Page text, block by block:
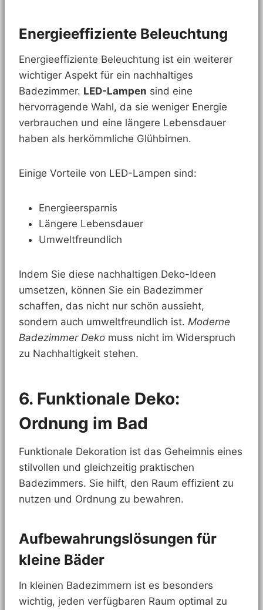
Energieeffiziente Beleuchtung
Energieeffiziente Beleuchtung ist ein weiterer
wichtiger Aspekt für ein nachhaltiges
Badezimmer. LED-Lampen sind eine
hervorragende Wahl, da sie weniger Energie
verbrauchen und eine längere Lebensdauer
haben als herkömmliche Glühbirnen.
Einige Vorteile von LED-Lampen sind:
Energieersparnis
Längere Lebensdauer
Umweltfreundlich
Indem Sie diese nachhaltigen Deko-Ideen
umsetzen, können Sie ein Badezimmer
schaffen, das nicht nur schön aussieht,
sondern auch umweltfreundlich ist. Moderne
Badezimmer Deko muss nicht im Widerspruch
zu Nachhaltigkeit stehen.
6. Funktionale Deko:
Ordnung im Bad
Funktionale Dekoration ist das Geheimnis eines
stilvollen und gleichzeitig praktischen
Badezimmers. Sie hilft, den Raum effizient zu
nutzen und Ordnung zu bewahren.
Aufbewahrungslösungen für
kleine Bäder
In kleinen Badezimmern ist es besonders
wichtig, jeden verfügbaren Raum optimal zu